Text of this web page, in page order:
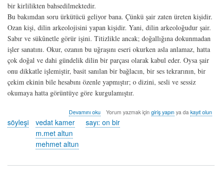
bir kirlilikten bahsedilmektedir.
Bu bakımdan soru ürkütücü geliyor bana. Çünkü şair zaten üreten kişidir.
Ozan kişi, dilin arkeolojisini yapan kişidir. Yani, dilin arkeoloğudur şair.
Sabır ve sükûnetle görür işini. Titizlikle ancak; doğallığına dokunmadan
işler sanatını. Okur, ozanın bu uğraşını eseri okurken asla anlamaz, hatta
çok doğal ve dahi gündelik dilin bir parçası olarak kabul eder. Oysa şair
onu dikkatle işlemiştir, basit sanılan bir bağlacın, bir ses tekrarının, bir
çekim ekinin bile hesabını özenle yapmıştır; o dizini, sesli ve sessiz
okumaya hatta görüntüye göre kurgulamıştır.
söyleşi:
altun
hakkında
Devamını oku Yorum yazmak için giriş yapınya da kayıt olun
söyleşi
vedat kamer
m.met altun
mehmet altun
sayı: on bir